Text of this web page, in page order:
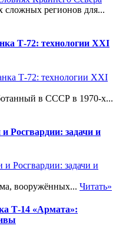
регионов для...
Т-72: технологии XXI
в СССР в 1970-х...
Росгвардии: задачи и
вооружённых... Читать»
Т-14 «Армата»: